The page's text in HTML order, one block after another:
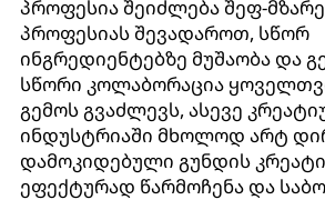
პროფესია შეიძლება შეფ-
პროფესიას შევადაროთ, სწორ
ინგრედიენტებზე მუშაობა და
სწორი კოლაბორაცია
გემოს გვაძლევს, ასევე
ინდუსტრიაში მხოლოდ არტ
დამოკიდებული გუნდის
ეფექტურად წარმოჩენა და